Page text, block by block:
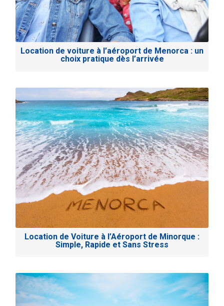
Location de voiture à l’aéroport de Menorca : un
choix pratique dès l’arrivée
Location de Voiture à l’Aéroport de Minorque :
Simple, Rapide et Sans Stress